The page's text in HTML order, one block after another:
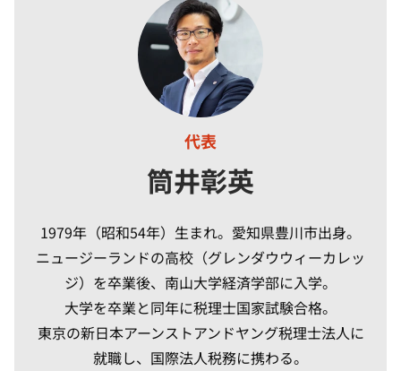
代表
筒井彰英
1979年（昭和54年）生まれ。愛知県豊川市出身。
ニュージーランドの高校（グレンダウウィーカレッ
ジ）を卒業後、南山大学経済学部に入学。
大学を卒業と同年に税理士国家試験合格。
東京の新日本アーンストアンドヤング税理士法人に
就職し、国際法人税務に携わる。